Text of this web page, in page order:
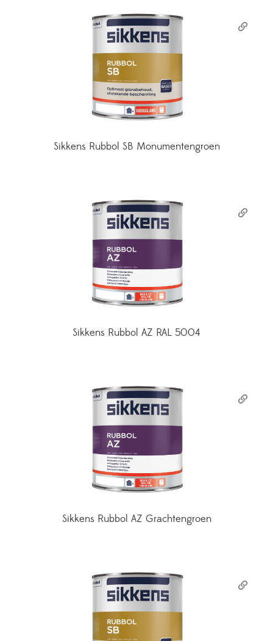
Sikkens Rubbol SB Monumentengroen
Sikkens Rubbol AZ RAL 5004
Sikkens Rubbol AZ Grachtengroen